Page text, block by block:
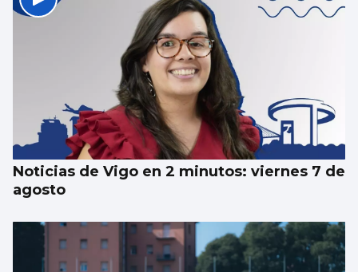
Noticias de Vigo en 2 minutos: viernes 7 de
agosto